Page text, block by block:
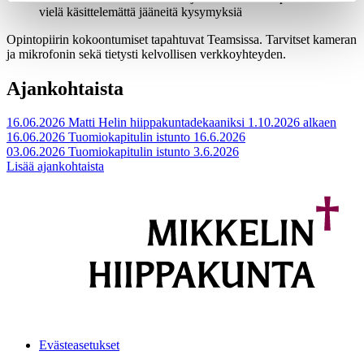
vielä käsittelemättä jääneitä kysymyksiä
Opintopiirin kokoontumiset tapahtuvat Teamsissa. Tarvitset kameran
ja mikrofonin sekä tietysti kelvollisen verkkoyhteyden.
Ajankohtaista
16.06.2026 Matti Helin hiippakuntadekaaniksi 1.10.2026 alkaen
16.06.2026 Tuomiokapitulin istunto 16.6.2026
03.06.2026 Tuomiokapitulin istunto 3.6.2026
Lisää ajankohtaista
Evästeasetukset